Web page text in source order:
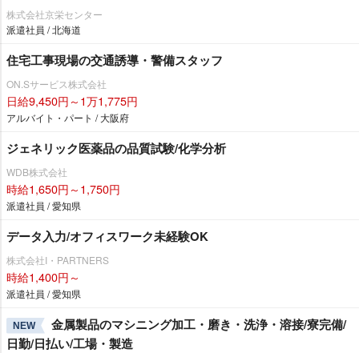
株式会社京栄センター
派遣社員 / 北海道
住宅工事現場の交通誘導・警備スタッフ
ON.Sサービス株式会社
日給9,450円～1万1,775円
アルバイト・パート / 大阪府
ジェネリック医薬品の品質試験/化学分析
WDB株式会社
時給1,650円～1,750円
派遣社員 / 愛知県
データ入力/オフィスワーク未経験OK
株式会社I・PARTNERS
時給1,400円～
派遣社員 / 愛知県
NEW
金属製品のマシニング加工・磨き・洗浄・溶接/寮完備/
日勤/日払い/工場・製造